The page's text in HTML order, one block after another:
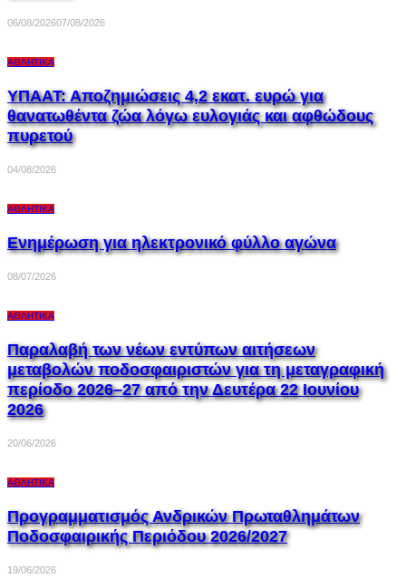
06/08/202607/08/2026
ΑΘΛΗΤΙΚΆ
ΥΠΑΑΤ: Αποζημιώσεις 4,2 εκατ. ευρώ για
θανατωθέντα ζώα λόγω ευλογιάς και αφθώδους
πυρετού
04/08/2026
ΑΘΛΗΤΙΚΆ
Ενημέρωση για ηλεκτρονικό φύλλο αγώνα
08/07/2026
ΑΘΛΗΤΙΚΆ
Παραλαβή των νέων εντύπων αιτήσεων
μεταβολών ποδοσφαιριστών για τη μεταγραφική
περίοδο 2026–27 από την Δευτέρα 22 Ιουνίου
2026
20/06/2026
ΑΘΛΗΤΙΚΆ
Προγραμματισμός Ανδρικών Πρωταθλημάτων
Ποδοσφαιρικής Περιόδου 2026/2027
19/06/2026